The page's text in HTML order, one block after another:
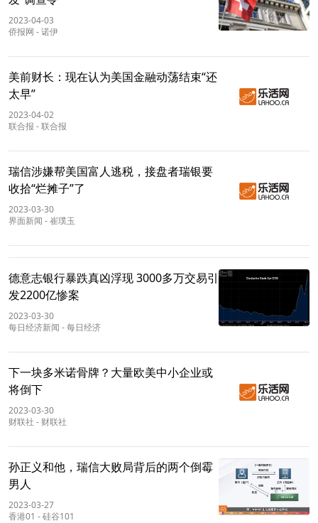
2023-04-03
侨报网 -诺伊
美前财长：现在认为美国金融动荡结束“还
太早”
2023-04-02
联合报 -联合报
瑞信涉嫌帮美国富人逃税，接盘者瑞银要
收拾“烂摊子”了
2023-03-30
界面新闻 -崔璞玉
德意志银行暴跌真凶浮现 3000多万交易引
发2200亿惨案
2023-03-30
每日经济新闻 -每日经济
下一块多米诺骨牌？大量欧美中小企业或
将倒下
2023-03-30
财联社 - 财联社
孙正义和他，瑞信大败局背后的两个倒霉
男人
2023-03-27
香港01 -硅谷101